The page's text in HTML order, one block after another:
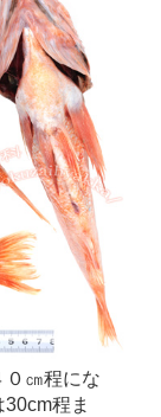
㎝程にな
程ま